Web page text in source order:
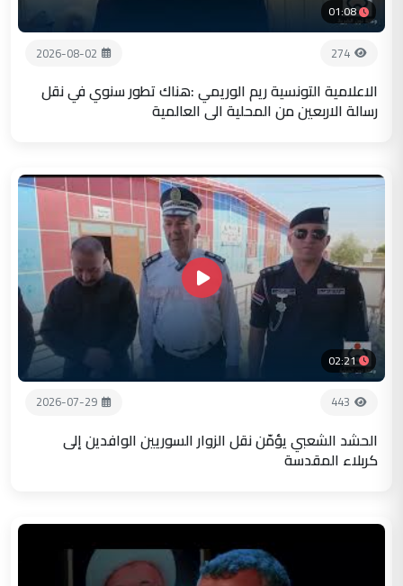
01:08
274
2026-08-02
الاعلامية التونسية ريم الوريمي :هناك تطور سنوي في نقل
رسالة الاربعين من المحلية الى العالمية
02:21
443
2026-07-29
الحشد الشعبي يؤمّن نقل الزوار السوريين الوافدين إلى
كربلاء المقدسة